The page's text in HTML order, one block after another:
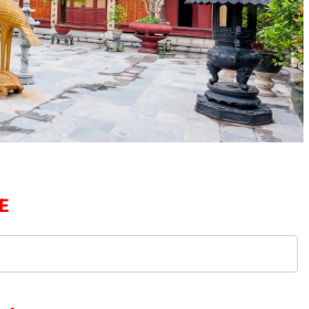
hồ sơ xin cấp giấy chứng nhận quyền
24 của lãnh đạo UBND Phường Lê Ích
kiểm tra công tác chuẩn bị cơ sở vật chất